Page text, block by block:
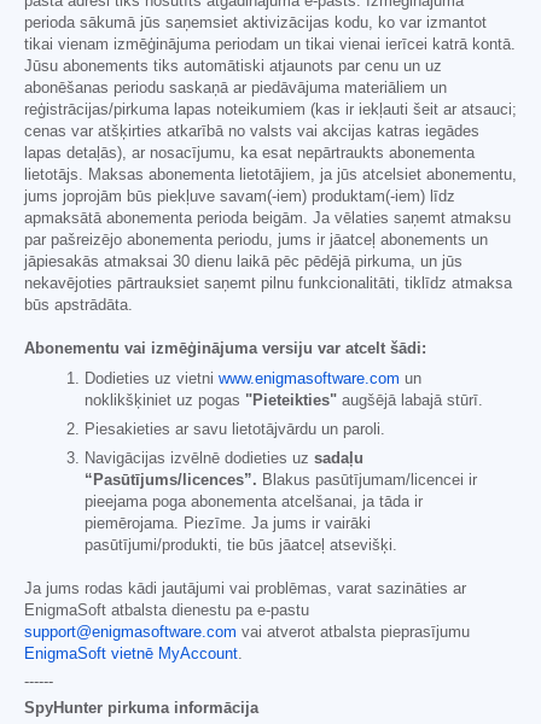
perioda sākumā jūs saņemsiet aktivizācijas kodu, ko var izmantot
tikai vienam izmēģinājuma periodam un tikai vienai ierīcei katrā kontā.
Jūsu abonements tiks automātiski atjaunots par cenu un uz
abonēšanas periodu saskaņā ar piedāvājuma materiāliem un
reģistrācijas/pirkuma lapas noteikumiem (kas ir iekļauti šeit ar atsauci;
cenas var atšķirties atkarībā no valsts vai akcijas katras iegādes
lapas detaļās), ar nosacījumu, ka esat nepārtraukts abonementa
lietotājs. Maksas abonementa lietotājiem, ja jūs atcelsiet abonementu,
jums joprojām būs piekļuve savam(-iem) produktam(-iem) līdz
apmaksātā abonementa perioda beigām. Ja vēlaties saņemt atmaksu
par pašreizējo abonementa periodu, jums ir jāatceļ abonements un
jāpiesakās atmaksai 30 dienu laikā pēc pēdējā pirkuma, un jūs
nekavējoties pārtrauksiet saņemt pilnu funkcionalitāti, tiklīdz atmaksa
būs apstrādāta.
Abonementu vai izmēģinājuma versiju var atcelt šādi:
Dodieties uz vietni www.enigmasoftware.com un
noklikšķiniet uz pogas "Pieteikties" augšējā labajā stūrī.
Piesakieties ar savu lietotājvārdu un paroli.
Navigācijas izvēlnē dodieties uz sadaļu
“Pasūtījums/licences”. Blakus pasūtījumam/licencei ir
pieejama poga abonementa atcelšanai, ja tāda ir
piemērojama. Piezīme. Ja jums ir vairāki
pasūtījumi/produkti, tie būs jāatceļ atsevišķi.
Ja jums rodas kādi jautājumi vai problēmas, varat sazināties ar
EnigmaSoft atbalsta dienestu pa e-pastu
support@enigmasoftware.com vai atverot atbalsta pieprasījumu
EnigmaSoft vietnē MyAccount.
------
SpyHunter pirkuma informācija